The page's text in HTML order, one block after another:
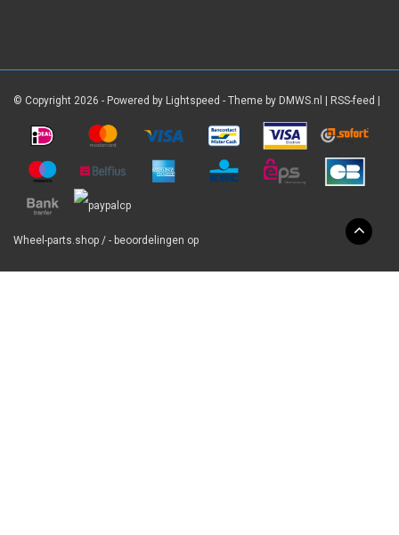
© Copyright 2026 - Powered by Lightspeed - Theme by DMWS.nl RSS-feed
Wheel-parts.shop / - beoordelingen op